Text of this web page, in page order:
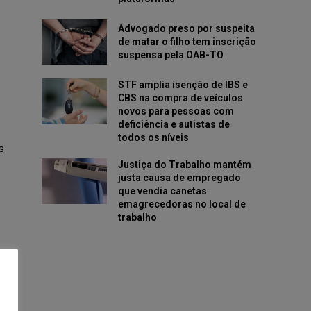
Advogado preso por suspeita
de matar o filho tem inscrição
suspensa pela OAB-TO
STF amplia isenção de IBS e
CBS na compra de veículos
novos para pessoas com
deficiência e autistas de
todos os níveis
Justiça do Trabalho mantém
justa causa de empregado
que vendia canetas
emagrecedoras no local de
trabalho